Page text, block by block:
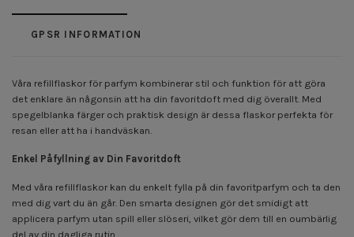
GPSR INFORMATION
Våra refillflaskor för parfym kombinerar stil och funktion för att göra
det enklare än någonsin att ha din favoritdoft med dig överallt. Med
spegelblanka färger och praktisk design är dessa flaskor perfekta för
resan eller att ha i handväskan.
Enkel Påfyllning av Din Favoritdoft
Med våra refillflaskor kan du enkelt fylla på din favoritparfym och ta den
med dig vart du än går. Den smarta designen gör det smidigt att
applicera parfym utan spill eller slöseri, vilket gör dem till en oumbärlig
del av din dagliga rutin.